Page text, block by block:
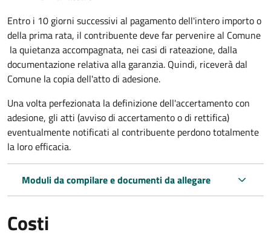
Entro i 10 giorni successivi al pagamento dell'intero importo o
della prima rata, il contribuente deve far pervenire al Comune
la quietanza accompagnata, nei casi di rateazione, dalla
documentazione relativa alla garanzia. Quindi, riceverà dal
Comune la copia dell'atto di adesione.
Una volta perfezionata la definizione dell'accertamento con
adesione, gli atti (avviso di accertamento o di rettifica)
eventualmente notificati al contribuente perdono totalmente
la loro efficacia.
Moduli da compilare e documenti da allegare
Costi